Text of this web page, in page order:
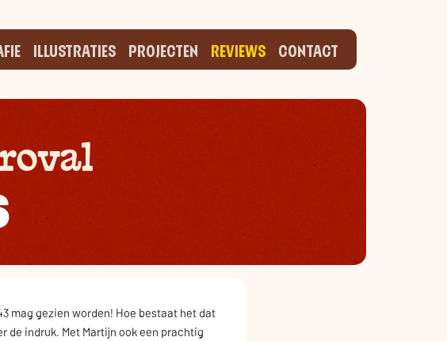
ILLUSTRATIES PROJECTEN REVIEWS CONTACT
mag gezien worden! Hoe bestaat het dat
de indruk. Met Martijn ook een prachtig